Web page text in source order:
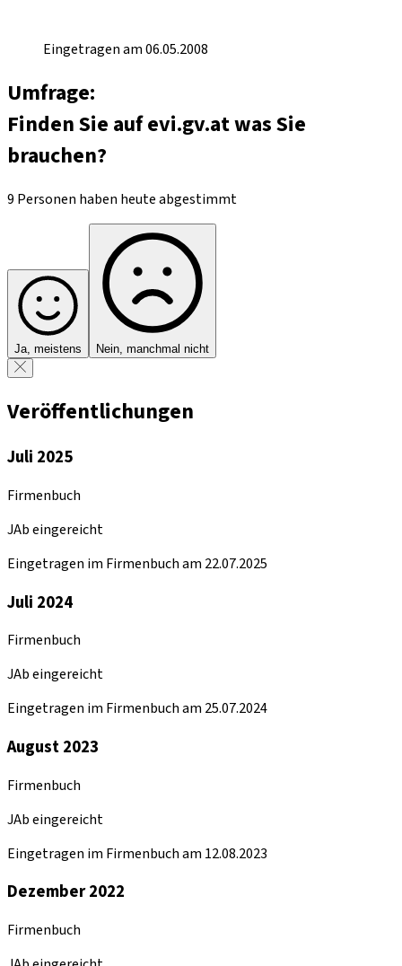
Eingetragen am 06.05.2008
Umfrage:
Finden Sie auf evi.gv.at was Sie
brauchen?
9 Personen haben heute abgestimmt
Ja, meistens Nein, manchmal nicht
Veröffentlichungen
Juli 2025
Firmenbuch
JAb eingereicht
Eingetragen im Firmenbuch am 22.07.2025
Juli 2024
Firmenbuch
JAb eingereicht
Eingetragen im Firmenbuch am 25.07.2024
August 2023
Firmenbuch
JAb eingereicht
Eingetragen im Firmenbuch am 12.08.2023
Dezember 2022
Firmenbuch